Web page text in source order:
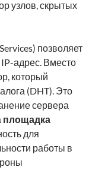
узлов, скрытых
позволяет
адрес. Вместо
который
(DHT). Это
сервера
площадка
для
работы в